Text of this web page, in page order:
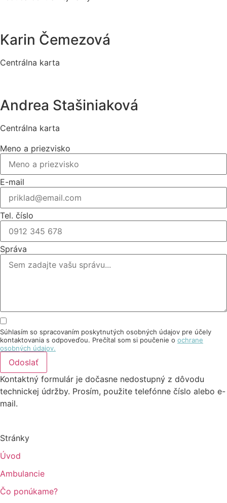
Karin Čemezová
Centrálna karta
Andrea Stašiniaková
Centrálna karta
Meno a priezvisko
E-mail
Tel. číslo
Správa
Súhlasím so spracovaním poskytnutých osobných údajov pre účely
kontaktovania s odpoveďou. Prečítal som si poučenie o ochrane
osobných údajov.
Odoslať
Kontaktný formulár je dočasne nedostupný z dôvodu
technickej údržby. Prosím, použite telefónne číslo alebo e-
mail.
Stránky
Úvod
Ambulancie
Čo ponúkame?